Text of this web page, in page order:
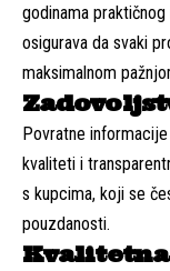
godinama
osigurava da svaki
maksimalnom
Povratne
kvaliteti i
s kupcima, koji se
pouzdanosti.